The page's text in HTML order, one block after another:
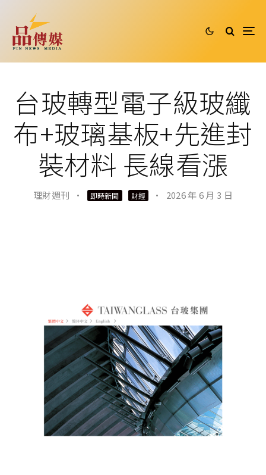
台玻轉型電子級玻纖
布+玻璃基板+先進封
裝材料 長線看漲
理財週刊 · 即時新聞 財經 · 2026 年 6 月 3 日